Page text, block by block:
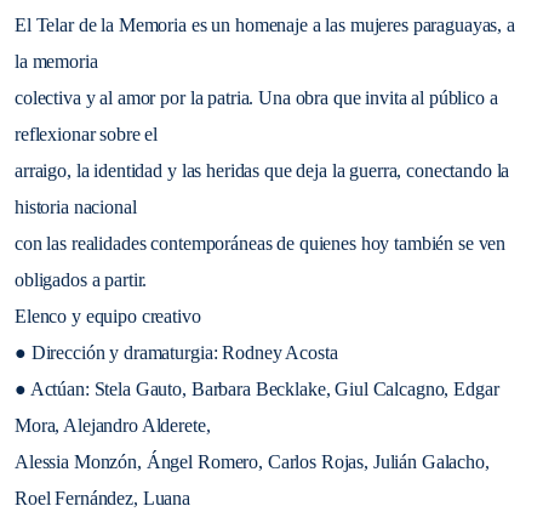
El Telar de la Memoria es un homenaje a las mujeres paraguayas, a
la memoria
colectiva y al amor por la patria. Una obra que invita al público a
reflexionar sobre el
arraigo, la identidad y las heridas que deja la guerra, conectando la
historia nacional
con las realidades contemporáneas de quienes hoy también se ven
obligados a partir.
Elenco y equipo creativo
● Dirección y dramaturgia: Rodney Acosta
● Actúan: Stela Gauto, Barbara Becklake, Giul Calcagno, Edgar
Mora, Alejandro Alderete,
Alessia Monzón, Ángel Romero, Carlos Rojas, Julián Galacho,
Roel Fernández, Luana